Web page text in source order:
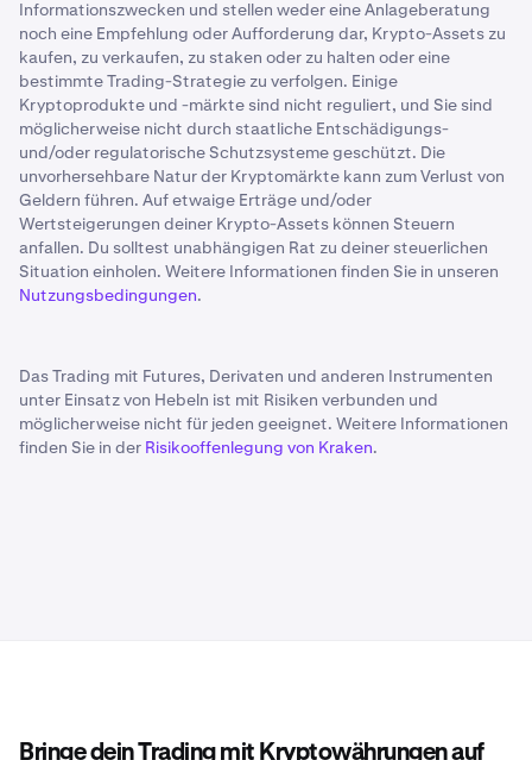
Informationszwecken und stellen weder eine Anlageberatung
noch eine Empfehlung oder Aufforderung dar, Krypto-Assets zu
kaufen, zu verkaufen, zu staken oder zu halten oder eine
bestimmte Trading-Strategie zu verfolgen. Einige
Kryptoprodukte und -märkte sind nicht reguliert, und Sie sind
möglicherweise nicht durch staatliche Entschädigungs-
und/oder regulatorische Schutzsysteme geschützt. Die
unvorhersehbare Natur der Kryptomärkte kann zum Verlust von
Geldern führen. Auf etwaige Erträge und/oder
Wertsteigerungen deiner Krypto-Assets können Steuern
anfallen. Du solltest unabhängigen Rat zu deiner steuerlichen
Situation einholen. Weitere Informationen finden Sie in unseren
Nutzungsbedingungen.
Das Trading mit Futures, Derivaten und anderen Instrumenten
unter Einsatz von Hebeln ist mit Risiken verbunden und
möglicherweise nicht für jeden geeignet. Weitere Informationen
finden Sie in der Risikooffenlegung von Kraken.
Bringe dein Trading mit Kryptowährungen auf